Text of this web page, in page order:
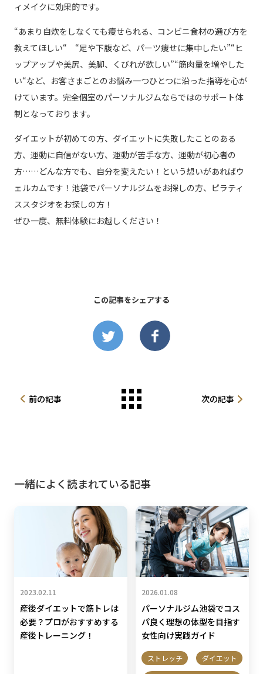
ィメイクに効果的です。
“あまり自炊をしなくても痩せられる、コンビニ食材の選び方を
教えてほしい“ “足や下腹など、パーツ痩せに集中したい”“ヒ
ップアップや美尻、美脚、くびれが欲しい”“筋肉量を増やした
い“など、お客さまごとのお悩み一つひとつに沿った指導を心が
けています。完全個室のパーソナルジムならではのサポート体
制となっております。
ダイエットが初めての方、ダイエットに失敗したことのある
方、運動に自信がない方、運動が苦手な方、運動が初心者の
方……どんな方でも、自分を変えたい！という想いがあればウ
ェルカムです！池袋でパーソナルジムをお探しの方、ピラティ
ススタジオをお探しの方！
ぜひ一度、無料体験にお越しください！
この記事をシェアする
前の記事 次の記事
一緒によく読まれている記事
2023.02.11
産後ダイエットで筋トレは
必要？プロがおすすめする
産後トレーニング！
2026.01.08
パーソナルジム池袋でコス
パ良く理想の体型を目指す
女性向け実践ガイド
ストレッチ
ダイエット